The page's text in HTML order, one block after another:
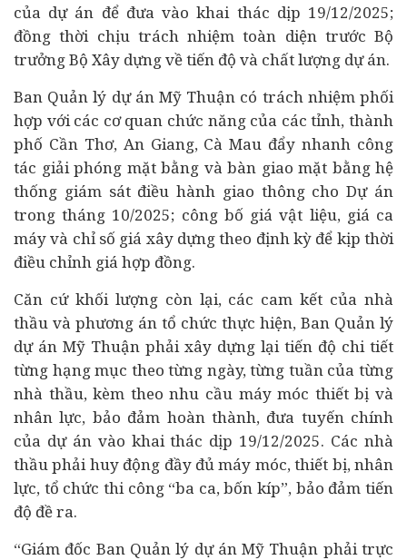
của dự án để đưa vào khai thác dịp 19/12/2025;
đồng thời chịu trách nhiệm toàn diện trước Bộ
trưởng Bộ Xây dựng về tiến độ và chất lượng dự án.
Ban Quản lý dự án Mỹ Thuận có trách nhiệm phối
hợp với các cơ quan chức năng của các tỉnh, thành
phố Cần Thơ, An Giang, Cà Mau đẩy nhanh công
tác giải phóng mặt bằng và bàn giao mặt bằng hệ
thống giám sát điều hành giao thông cho Dự án
trong tháng 10/2025; công bố giá vật liệu, giá ca
máy và chỉ số giá xây dựng theo định kỳ để kịp thời
điều chỉnh giá hợp đồng.
Căn cứ khối lượng còn lại, các cam kết của nhà
thầu và phương án tổ chức thực hiện, Ban Quản lý
dự án Mỹ Thuận phải xây dựng lại tiến độ chi tiết
từng hạng mục theo từng ngày, từng tuần của từng
nhà thầu, kèm theo nhu cầu máy móc thiết bị và
nhân lực, bảo đảm hoàn thành, đưa tuyến chính
của dự án vào khai thác dịp 19/12/2025. Các nhà
thầu phải huy động đầy đủ máy móc, thiết bị, nhân
lực, tổ chức thi công “ba ca, bốn kíp”, bảo đảm tiến
độ đề ra.
“Giám đốc Ban Quản lý dự án Mỹ Thuận phải trực